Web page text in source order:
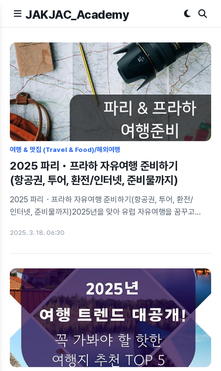
JAKJAC_Academy
여행 & 맛집 (Travel & Food)/해외여행
2025 파리・프라하 자유여행 준비하기
(항공권, 투어, 환전/인터넷, 준비물까지)
2025 파리・프라하 자유여행 준비하기(항공권, 투어, 환전/
인터넷, 준비물까지)2025년을 맞아 유럽 자유여행을 꿈꾸고
얻은 여행 준비 팁을 공유드리려 합니다.저는 지난해 입사 10주년
오늘 글 하나만 즐겨찾기 하시고 하나하나 준비하시면 10박 12일
동안 후회없이 파리와 프라하를 즐길 수 있습니다. 항공권부터
숙소, 교통권, 환전, 인터넷까지... 모든 여행 준비를 한 번에
해결할 수 있는 완벽 가이드를 준비했습니다! 이 글 하나로 여행
준비의 90%를 끝낸것과 같은 자신감을 얻어가시죠! ✈️이 글에서
얻을 수 있는 ..
2025. 3. 18. 06:30